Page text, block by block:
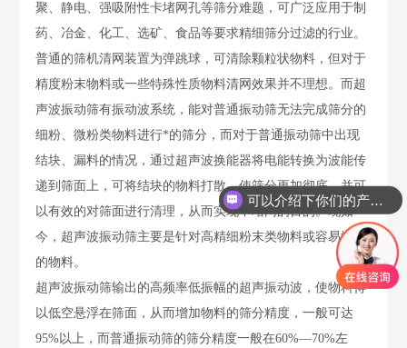
聚、静电、强吸附性卡堵网孔等筛分难题，可广泛应用于制
药、冶金、化工、选矿、食品等要求精细筛分过滤的行业。
普通的筛机清网装置为弹跳球，可清除颗粒状物料，但对于
精度粉末物料或一些特殊性质物料清网效果并不理想。而超
声波振动筛有振动波系统，能对普通振动筛无法完成筛分的
细粉、微粉类物料进行*的筛分，而对于普通振动筛中出现
结块、漏料的情况，通过超声波换能器将电能转换为波能传
递到筛面上，可将结块的物料打散，使筛分更加彻底，并可
以有效的对筛面进行清理，从而实现不堵网的目的。现如
今，超声波振动筛主要是针对高精细粉末类物料或容易堵网
的物料。
超声波振动筛输出的高频率低振幅的超声振动波，使物料得
以低空悬浮在筛面，从而增加物料的筛分精度，一般可达
95%以上，而普通振动筛的筛分精度一般在60%—70%左
可以介绍下你们的产品么？